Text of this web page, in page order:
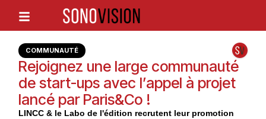
COMMUNAUTÉ
Rejoignez une large communauté
de start-ups avec l’appel à projet
lancé par Paris&Co !
LINCC & le Labo de l'édition recrutent leur promotion